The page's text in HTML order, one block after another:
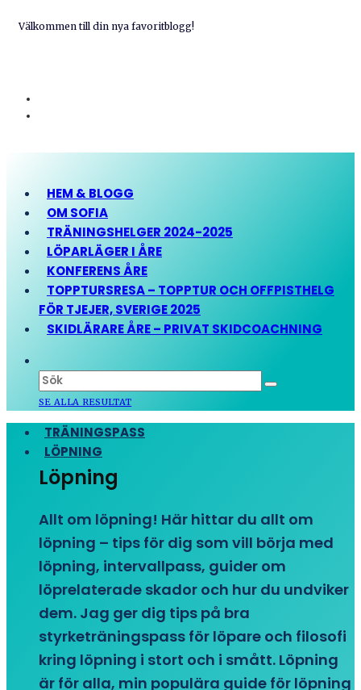
Välkommen till din nya favoritblogg!
HEM & BLOGG
OM SOFIA
TRÄNINGSHELGER 2024-2025
LÖPARLÄGER I ÅRE
KONFERENS ÅRE
TOPPTURSRESA – TOPPTUR OCH OFFPISTHELG
FÖR TJEJER, SVERIGE 2025
SKIDLÄRARE ÅRE – PRIVAT SKIDCOACHNING
SE ALLA RESULTAT
TRÄNINGSPASS
LÖPNING
Löpning
Allt om löpning! Här hittar du allt om
löpning – tips för dig som vill börja med
löpning, intervallpass, guider om
löprelaterade skador och hur du undviker
dem. Jag ger dig tips på bra
styrketräningspass för löpare och filosofi
kring löpning i stort och i smått. Löpning
är för alla, min populära guide för löpning